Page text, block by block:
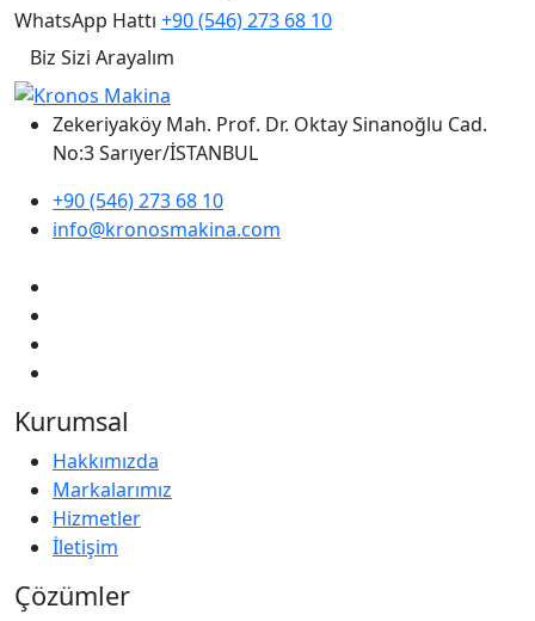
WhatsApp Hattı +90 (546) 273 68 10
Biz Sizi Arayalım
Zekeriyaköy Mah. Prof. Dr. Oktay Sinanoğlu Cad.
No:3 Sarıyer/İSTANBUL
+90 (546) 273 68 10
info@kronosmakina.com
Kurumsal
Hakkımızda
Markalarımız
Hizmetler
İletişim
Çözümler